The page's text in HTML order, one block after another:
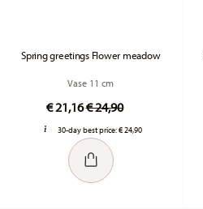
Spring greetings Flower meadow
Vase 11 cm
€ 21,16Price reduced from
€ 24,90to
30-day best price:€ 24,90